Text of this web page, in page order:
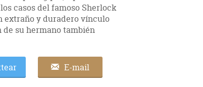
casos del famoso Sherlock
extraño y duradero vínculo
su hermano también
E-mail